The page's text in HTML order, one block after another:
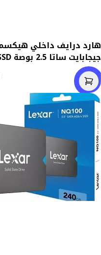
جيجابايت ساتا 2.5 بوصة SSD